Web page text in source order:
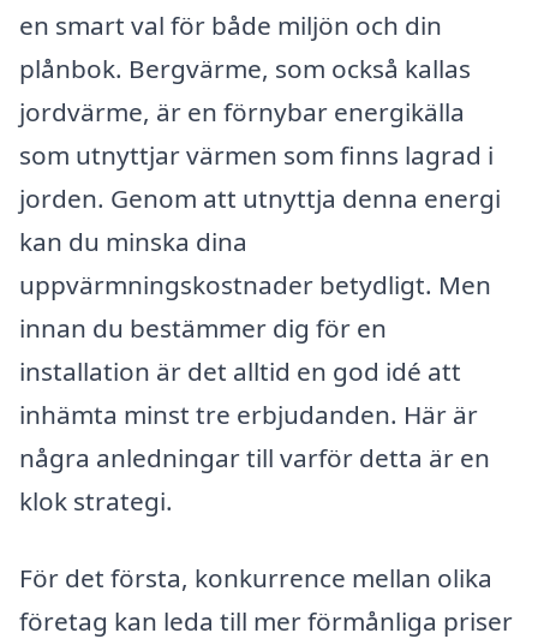
en smart val för både miljön och din
plånbok. Bergvärme, som också kallas
jordvärme, är en förnybar energikälla
som utnyttjar värmen som finns lagrad i
jorden. Genom att utnyttja denna energi
kan du minska dina
uppvärmningskostnader betydligt. Men
innan du bestämmer dig för en
installation är det alltid en god idé att
inhämta minst tre erbjudanden. Här är
några anledningar till varför detta är en
klok strategi.
För det första, konkurrence mellan olika
företag kan leda till mer förmånliga priser